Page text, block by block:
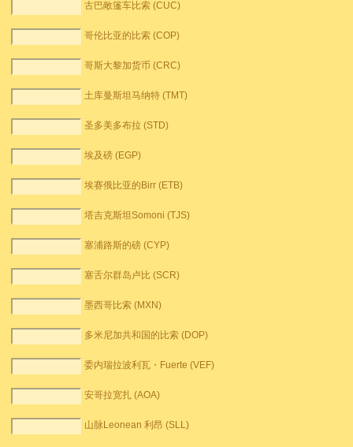
古巴敞篷车比索 (CUC)
哥伦比亚的比索 (COP)
哥斯大黎加货币 (CRC)
土库曼斯坦马纳特 (TMT)
圣多美多布拉 (STD)
埃及磅 (EGP)
埃赛俄比亚的Birr (ETB)
塔吉克斯坦Somoni (TJS)
塞浦路斯的磅 (CYP)
塞舌尔群岛卢比 (SCR)
墨西哥比索 (MXN)
多米尼加共和国的比索 (DOP)
委内瑞拉波利瓦・Fuerte (VEF)
安哥拉宽扎 (AOA)
山脉Leonean 利昂 (SLL)